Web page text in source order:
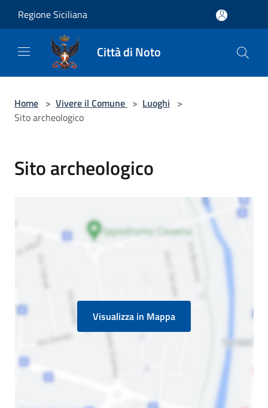
Regione Siciliana
Città di Noto
Home > Vivere il Comune > Luoghi >
Sito archeologico
Sito archeologico
Visualizza in Mappa